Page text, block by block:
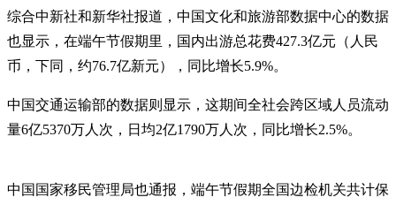
综合中新社和新华社报道，中国文化和旅游部数据中心的数据
也显示，在端午节假期里，国内出游总花费427.3亿元（人民
币，下同，约76.7亿新元），同比增长5.9%。
中国交通运输部的数据则显示，这期间全社会跨区域人员流动
量6亿5370万人次，日均2亿1790万人次，同比增长2.5%。
中国国家移民管理局也通报，端午节假期全国边检机关共计保